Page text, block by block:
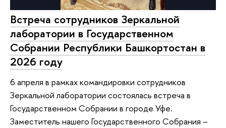
Встреча сотрудников Зеркальной
лаборатории в Государственном
Собрании Республики Башкортостан в
2026 году
6 апреля в рамках командировки сотрудников
Зеркальной лаборатории состоялась встреча в
Государственном Собрании в городе Уфе.
Заместитель нашего Государственного Собрания –